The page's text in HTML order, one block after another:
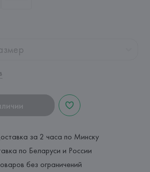
за 2 часа по Минску
по Беларуси и России
без ограничений